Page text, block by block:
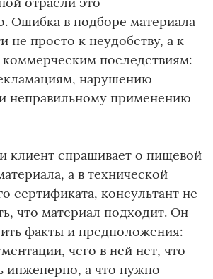
Ошибка в подборе материала
не просто к неудобству, а к
последствиям:
нарушению
неправильному применению
клиент спрашивает о пищевой
а в технической
сертификата, консультант не
что материал подходит. Он
факты и предположения:
чего в ней нет, что
инженерно, а что нужно